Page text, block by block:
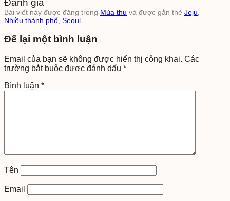
Bài viết này được đăng trong Mùa thu và được gắn thẻ Jeju
Nhiều thành phố Seoul
Để lại một bình luận
Email của bạn sẽ không được hiển thị công khai. Các
trường bắt buộc được đánh dấu *
Bình luận *
Tên
Email